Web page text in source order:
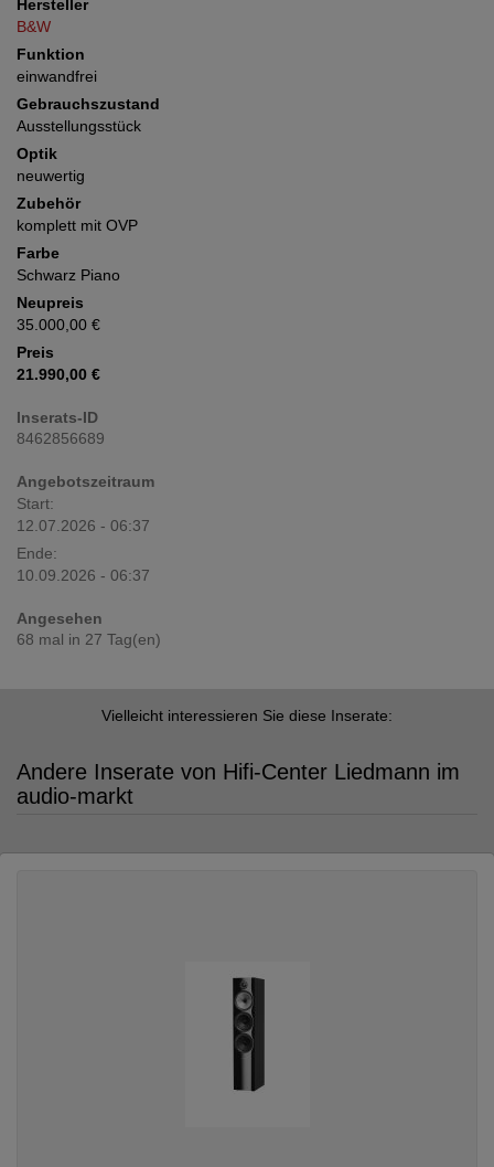
Hersteller
B&W
Funktion
einwandfrei
Gebrauchszustand
Ausstellungsstück
Optik
neuwertig
Zubehör
komplett mit OVP
Farbe
Schwarz Piano
Neupreis
35.000,00 €
Preis
21.990,00 €
Inserats-ID
8462856689
Angebotszeitraum
Start:
12.07.2026 - 06:37
Ende:
10.09.2026 - 06:37
Angesehen
68 mal in 27 Tag(en)
Vielleicht interessieren Sie diese Inserate:
Andere Inserate von Hifi-Center Liedmann im
audio-markt